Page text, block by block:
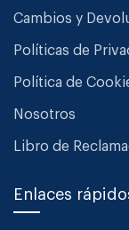
Cambios y
Políticas de
Política de
Nosotros
Libro de
Enlaces